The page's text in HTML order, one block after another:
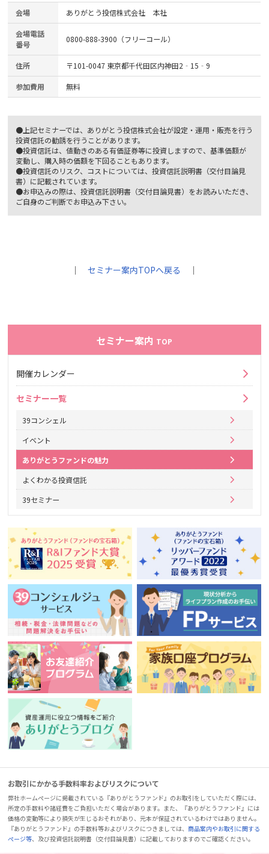
会場 ありがとう投信株式会社 本社
会場電話
番号
0800-888-3900（フリーコール）
住所 〒101-0047 東京都千代田区内神田2‐15‐9
参加費用 無料
●上記セミナーでは、ありがとう投信株式会社が設定・運用・販売を行う
投資信託の勧誘を行うことがあります。
●投資信託は、値動きのある有価証券等に投資しますので、基準価額が
変動し、購入時の価額を下回ることもあります。
●投資信託のリスク、コストについては、投資信託説明書（交付目論見
書）に記載されています。
●お申込みの際は、投資信託説明書（交付目論見書）をお読みいただき、
ご自身のご判断でお申込み下さい。
｜セミナー案内TOPへ戻る ｜
セミナー案内 TOP
開催カレンダー
セミナー一覧
39コンシェル
イベント
ありがとうファンドの魅力
よくわかる投資信託
39セミナー
お取引にかかる手数料率およびリスクについて
弊社ホームページに掲載されている『ありがとうファンド』のお取引をしていただく際には、
所定の手数料や諸経費をご負担いただく場合があります。また、『ありがとうファンド』には
価格の変動等により損失が生じるおそれがあり、元本が保証されているわけではありません。
『ありがとうファンド』の手数料等およびリスクにつきましては、商品案内やお取引に関する
ページ等、及び投資信託説明書（交付目論見書）に記載しておりますのでご確認ください。